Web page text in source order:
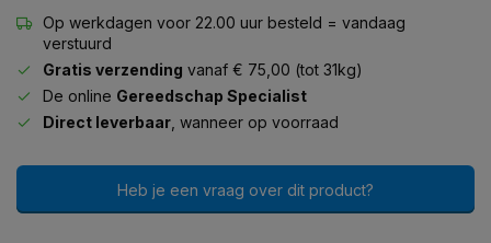
Op werkdagen voor 22.00 uur besteld = vandaag
verstuurd
Gratis verzending vanaf € 75,00 (tot 31kg)
De online Gereedschap Specialist
Direct leverbaar , wanneer op voorraad
Heb je een vraag over dit product?